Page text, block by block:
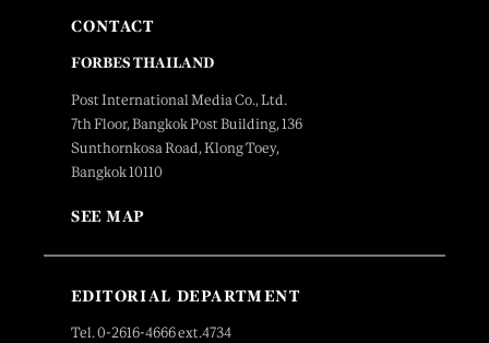
CONTACT
FORBES THAILAND
Post International Media Co., Ltd.
7th Floor, Bangkok Post Building, 136
Sunthornkosa Road, Klong Toey,
Bangkok 10110
SEE MAP
EDITORIAL DEPARTMENT
Tel. 0-2616-4666 ext.4734